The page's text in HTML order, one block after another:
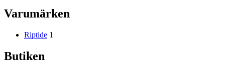
Varumärken
Riptide 1
Butiken